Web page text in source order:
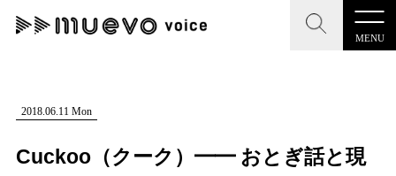
MENU
CLOSE
記事を検索する
CLOSE
"読者の声を形にする”音楽特化メディア
2018.06.11 Mon
Cuckoo（クーク）━━ おとぎ話と現